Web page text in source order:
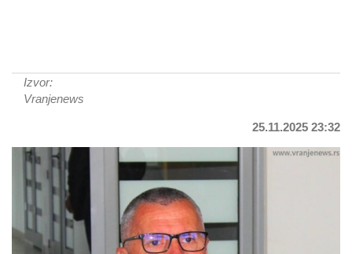
Izvor:
Vranjenews
25.11.2025 23:32